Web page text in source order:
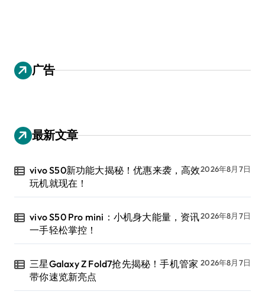
广告
最新文章
vivo S50新功能大揭秘！优惠来袭，高效
玩机就现在！
2026年8月7日
vivo S50 Pro mini：小机身大能量，资讯
一手轻松掌控！
2026年8月7日
三星Galaxy Z Fold7抢先揭秘！手机管家
带你速览新亮点
2026年8月7日